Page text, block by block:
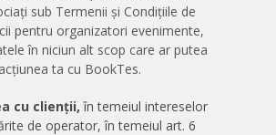
sub Termenii și Condițiile de
pentru organizatori evenimente,
în niciun alt scop care ar putea
ta cu BookTes.
cu clienții,în temeiul intereselor
de operator, în temeiul art. 6